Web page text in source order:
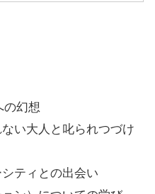
幻想
い大人と叱られつづけ
ティとの出会い